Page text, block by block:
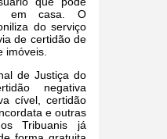
em casa. O
do serviço
de certidão de
imóveis.
de Justiça do
negativa
cível, certidão
e outras
Tribuanis já